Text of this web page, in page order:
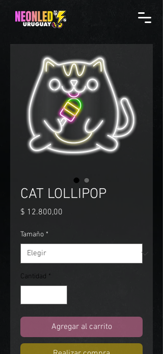
CAT LOLLIPOP
$ 12.800,00
Tamaño *
Cantidad *
Agregar al carrito